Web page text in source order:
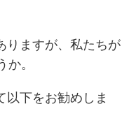
りますが、私たちが
。
下をお勧めしま